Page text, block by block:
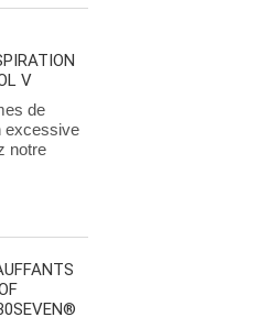
V
de
excessive
notre